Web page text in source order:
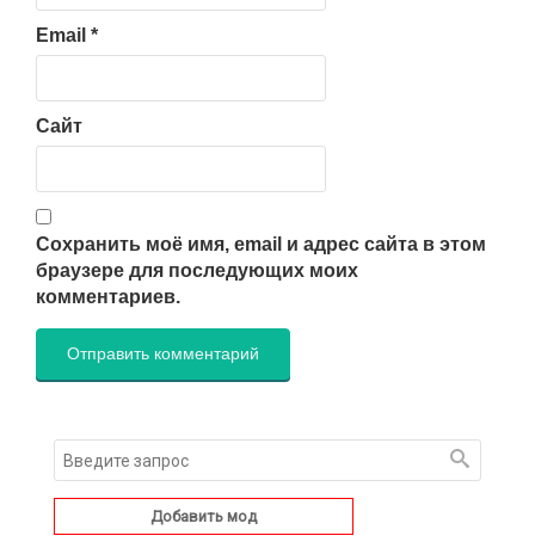
Email *
Сайт
Сохранить моё имя, email и адрес сайта в этом
браузере для последующих моих
комментариев.
Добавить мод